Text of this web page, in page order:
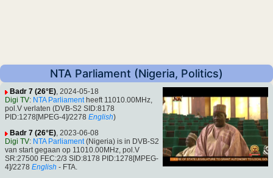
NTA Parliament (Nigeria, Politics)
Badr 7 (26°E), 2024-05-18
Digi TV: NTA Parliamentheeft 11010.00MHz,
pol.V verlaten (DVB-S2 SID:8178
PID:1278[MPEG-4]/2278 English)
Badr 7 (26°E), 2023-06-08
Digi TV: NTA Parliament(Nigeria) is in DVB-S2
van start gegaan op 11010.00MHz, pol.V
SR:27500 FEC:2/3 SID:8178 PID:1278[MPEG-
4]/2278 English - FTA.